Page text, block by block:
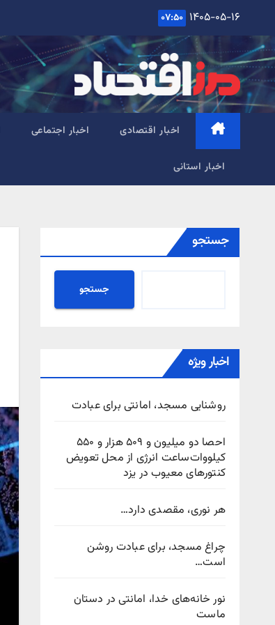
content
۱۴۰۵-۰۵-۱۶ ۰۷:۵۰
اخبار اقتصادی اخبار اجتماعی
اخبار استانی
جستجو
جستجو
اخبار ویژه
روشنایی مسجد، امانتی برای عبادت
احصا دو میلیون و ۵۰۹ هزار و ۵۵۰
کیلووات‌ساعت انرژی از محل تعویض
کنتورهای معیوب در یزد
هر نوری، مقصدی دارد…
چراغ مسجد، برای عبادت روشن
است…
نور خانه‌های خدا، امانتی در دستان
ماست